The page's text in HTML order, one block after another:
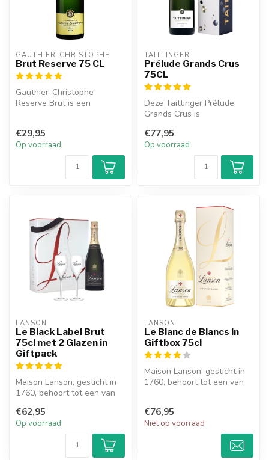
GAUTHIER-CHRISTOPHE
Brut Reserve 75 CL
Gauthier-Christophe
Reserve Brut is een
€29,95
Op voorraad
TAITTINGER
Prélude Grands Crus
75CL
Deze Taittinger Prélude
Grands Crus is
grand Crus wijnga...
€77,95
Op voorraad
LANSON
Le Black Label Brut
75cl met 2 Glazen in
Giftpack
Maison Lanson, gesticht in
1760, behoort tot een van
huizen ...
€62,95
Op voorraad
LANSON
Le Blanc de Blancs in
Giftbox 75cl
Maison Lanson, gesticht in
1760, behoort tot een van
€76,95
Niet op voorraad